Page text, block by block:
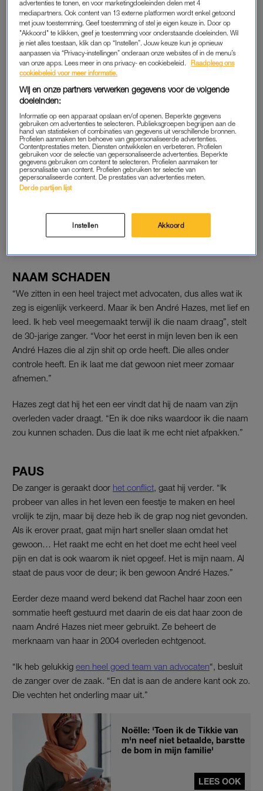
het commerciële gebruik van zijn naam, is zus
Roxeanne met haar verwikkeld in een zaak rondom de
erfenis. TegenoverRTL Boulevardlaat André weten zijn
zus “in alles” te steunen.
André voegde zich eerder dit jaar bij zijn zus in die zaak, nadat
zij jarenlang niet door één deur konden.
HAZES
André Hazes noemt het een “groot gemis” dat hij enzijn zus
elkaar een periode hebben moeten missen. “Het is zo’n
geschenk dat Rox weer in mijn leven is.”
Dan over de rechtszaak die hij zelf heeft lopen: André laat de
. Het is de eerste keer dat hij in detail over het
conflict praat.
NAAM SCHADEN
“We zitten in een heel traject met advocaten, dus alles wat ik
zeg is eigenlijk verkeerd. Maar ik ben André Hazes, met lief en
leed. Ik heb veel meegemaakt terwijl ik die naam draag”, stelt
de 30-jarige zanger. “Voor het eerst in mijn leven ben ik een
André Hazes die al zijn shit op orde heeft. Die alles onder
controle heeft. En ik laat me dat gewoon niet meer zomaar
afnemen.”
Hazes zegt dat hij het een eer vindt dat hij de naam van zijn
overleden vader draagt. “En ik doe niks waardoor ik die naam
zou kunnen schaden. Dus die laat ik me echt niet afpakken.”
PAUS
De zanger is geraakt door het conflict , gaat hij verder. “Ik
probeer van alles in het leven een feestje te maken en heel
vrolijk te zijn, maar bij deze heb ik de grap nog niet gevonden.
Als ik erover praat, gaat mijn hart sneller slaan omdat het
gewoon… Het raakt me echt en het doet me echt heel veel
pijn en dat is ook waarom ik niet opgeef. Het is mijn naam. Al
staat de paus voor de deur; ik ben gewoon André Hazes.”
Eerder deze maand werd bekend dat Rachel haar zoon een
sommatie heeft gestuurd met daarin de eis dat haar zoon de
naam André Hazes niet meer gebruikt. Ze beheert de
merknaam van haar in 2004 overleden echtgenoot.
“Ik heb gelukkig een heel goed team van advocaten“, besluit
de zanger over de zaak. “En dat is aan de andere kant ook zo.
Die vechten het onderling maar uit.”
Noëlle: 'Toen ik de Tikkie van
m'n neef niet betaalde, barstte
de bom in mijn familie'
LEES OOK
advertenties te tonen, en voor marketingdoeleinden delen met 4
mediapartners. Ook content van 13 externe platformen wordt enkel getoond
met jouw toestemming. Geef toestemming of stel je eigen keuze in. Door op
"Akkoord" te klikken, geef je toestemming voor onderstaande doeleinden. Wil
je niet alles toestaan, klik dan op “Instellen”. Jouw keuze kun je opnieuw
aanpassen via “Privacy-instellingen” onderaan onze websites of in de menu’s
van onze apps. Lees meer in ons privacy- en cookiebeleid.
Raadpleeg ons
cookiebeleid voor meer informatie.
Wij en onze partners verwerken gegevens voor de volgende
doeleinden:
Informatie op een apparaat opslaan en/of openen. Beperkte gegevens
gebruiken om advertenties te selecteren. Publieksgroepen begrijpen aan de
hand van statistieken of combinaties van gegevens uit verschillende bronnen.
Profielen aanmaken ten behoeve van gepersonaliseerde advertenties.
Contentprestaties meten. Diensten ontwikkelen en verbeteren. Profielen
gebruiken voor de selectie van gepersonaliseerde advertenties. Beperkte
gegevens gebruiken om content te selecteren. Profielen aanmaken ter
personalisatie van content. Profielen gebruiken ter selectie van
gepersonaliseerde content. De prestaties van advertenties meten.
Derde partijen lijst
Instellen Akkoord